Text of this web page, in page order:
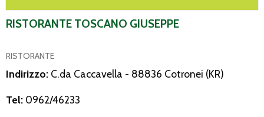
RISTORANTE TOSCANO GIUSEPPE
RISTORANTE
Indirizzo: C.da Caccavella - 88836 Cotronei (KR)
Tel: 0962/46233